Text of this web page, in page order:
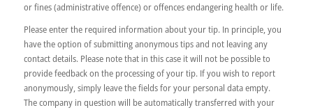
or fines (administrative offence) or offences endangering health or life.
Please enter the required information about your tip. In principle, you
have the option of submitting anonymous tips and not leaving any
contact details. Please note that in this case it will not be possible to
provide feedback on the processing of your tip. If you wish to report
anonymously, simply leave the fields for your personal data empty.
The company in question will be automatically transferred with your